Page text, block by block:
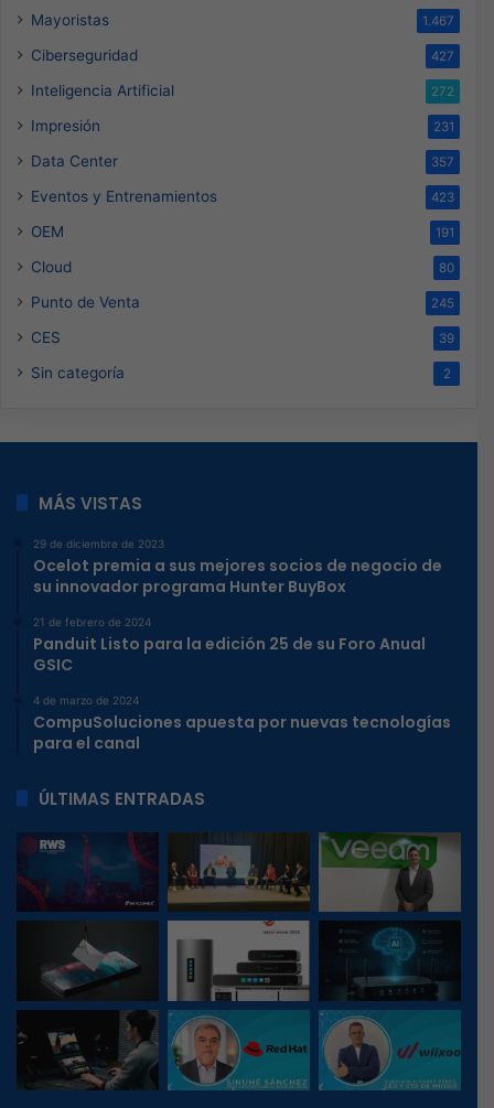
Mayoristas 1.467
Ciberseguridad 427
Inteligencia Artificial 272
Impresión 231
Data Center 357
Eventos y Entrenamientos 423
OEM 191
Cloud 80
Punto de Venta 245
CES 39
Sin categoría 2
MÁS VISTAS
29 de diciembre de 2023
Ocelot premia a sus mejores socios de negocio de
su innovador programa Hunter BuyBox
21 de febrero de 2024
Panduit Listo para la edición 25 de su Foro Anual
GSIC
4 de marzo de 2024
CompuSoluciones apuesta por nuevas tecnologías
para el canal
ÚLTIMAS ENTRADAS